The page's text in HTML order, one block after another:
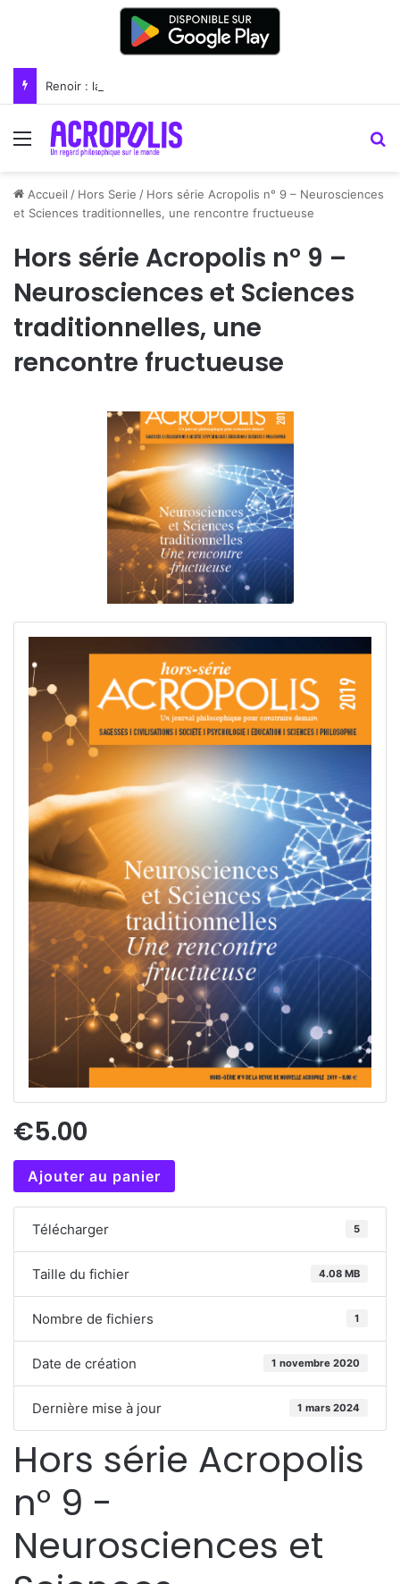
Renoir : la peinture comme un art du lien
Menu
Accueil / Hors Serie / Hors série Acropolis n° 9 – Neurosciences
et Sciences traditionnelles, une rencontre fructueuse
Hors série Acropolis n° 9 –
Neurosciences et Sciences
traditionnelles, une
rencontre fructueuse
€5.00
Ajouter au panier
Télécharger 5
Taille du fichier 4.08 MB
Nombre de fichiers 1
Date de création 1 novembre 2020
Dernière mise à jour 1 mars 2024
Hors série Acropolis
n° 9 -
Neurosciences et